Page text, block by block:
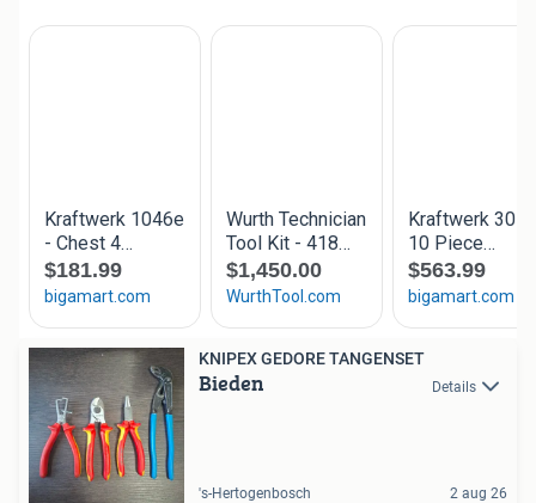
KNIPEX GEDORE TANGENSET
Bieden Details
's-Hertogenbosch 2 aug 26